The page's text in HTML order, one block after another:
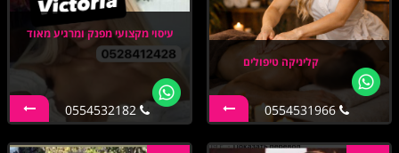
קליניקה טיפולים
0554531966
עיסוי מקצועי מפנק ומרגיע מאוד
0554532182